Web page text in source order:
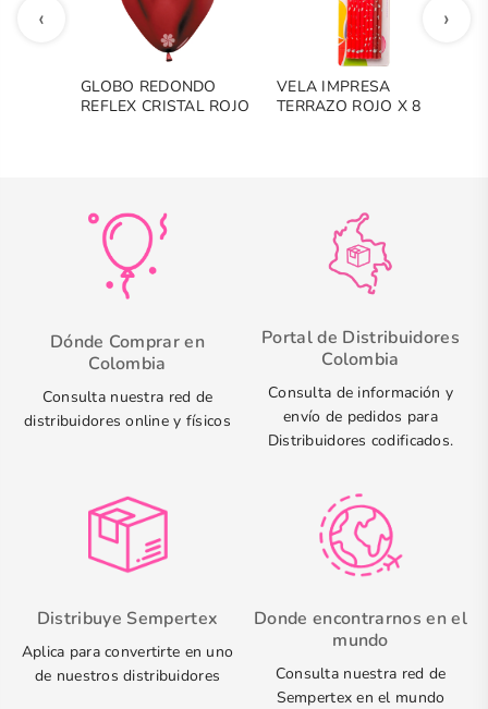
‹
GLOBO REDONDO
REFLEX CRISTAL ROJO
VELA IMPRESA
TERRAZO ROJO X 8
›
Dónde Comprar en
Colombia
Consulta nuestra red de
distribuidores online y físicos
Portal de Distribuidores
Colombia
Consulta de información y
envío de pedidos para
Distribuidores codificados.
Distribuye Sempertex
Aplica para convertirte en uno
de nuestros distribuidores
Donde encontrarnos en el
mundo
Consulta nuestra red de
Sempertex en el mundo